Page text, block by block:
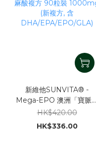
新維他SUNVITA® -
Mega-EPO 澳洲「寶脈通
™」- 深海天然魚脂酸-奧米
加3 X 天然月見草籽油-珈
瑪次亞麻酸複方 90粒裝
HK$420.00
HK$336.00